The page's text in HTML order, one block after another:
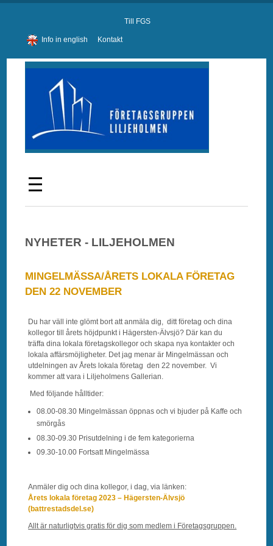
Till FGS
Info in english Kontakt
NYHETER - LILJEHOLMEN
MINGELMÄSSA/ÅRETS LOKALA FÖRETAG
DEN 22 NOVEMBER
Du har väll inte glömt bort att anmäla dig, ditt företag och dina
kollegor till årets höjdpunkt i Hägersten-Älvsjö? Där kan du
träffa dina lokala företagskollegor och skapa nya kontakter och
lokala affärsmöjligheter. Det jag menar är Mingelmässan och
utdelningen av Årets lokala företag den 22 november. Vi
kommer att vara i Liljeholmens Gallerian.
Med följande hålltider:
08.00-08.30 Mingelmässan öppnas och vi bjuder på Kaffe och
smörgås
08.30-09.30 Prisutdelning i de fem kategorierna
09.30-10.00 Fortsatt Mingelmässa
Anmäler dig och dina kollegor, i dag, via länken:
Årets lokala företag 2023 – Hägersten-Älvsjö
(battrestadsdel.se)
Allt är naturligtvis gratis för dig som medlem i Företagsgruppen.